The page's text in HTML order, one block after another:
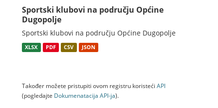
Sportski klubovi na području Općine
Dugopolje
Sportski klubovi na području Općine Dugopolje
XLSX PDF CSV JSON
Također možete pristupiti ovom registru koristeći API
(pogledajte Dokumenаtаcijа API-jа).